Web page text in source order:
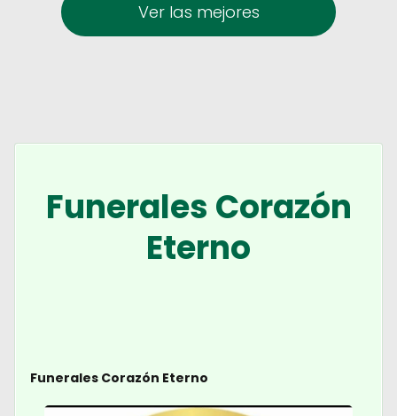
Ver las mejores
Funerales Corazón
Eterno
Funerales Corazón Eterno